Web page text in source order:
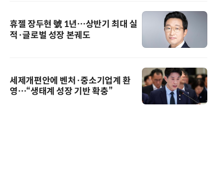
휴젤 장두현 號 1년…상반기 최대 실
적·글로벌 성장 본궤도
세제개편안에 벤처·중소기업계 환
영…“생태계 성장 기반 확충”